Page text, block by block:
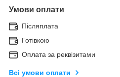
Умови оплати
Післяплата
Готівкою
Оплата за реквізитами
Всі умови оплати